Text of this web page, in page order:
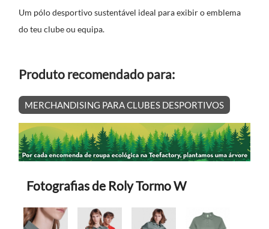
Um pólo desportivo sustentável ideal para exibir o emblema
do teu clube ou equipa.
Produto recomendado para:
MERCHANDISING PARA CLUBES DESPORTIVOS
Fotografias de Roly Tormo W